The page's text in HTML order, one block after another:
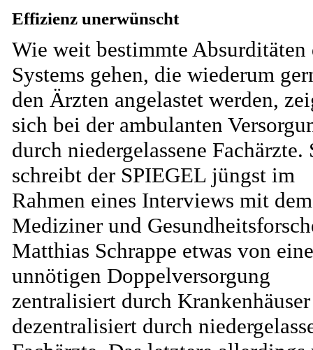
Effizienz unerwünscht
Wie weit bestimmte Absurditäten
Systems gehen, die wiederum
den Ärzten angelastet werden,
sich bei der ambulanten
durch niedergelassene Fachärzte.
schreibt der SPIEGEL jüngst im
Rahmen eines Interviews mit dem
Mediziner und
Matthias Schrappe etwas von
unnötigen Doppelversorgung
zentralisiert durch
dezentralisiert durch